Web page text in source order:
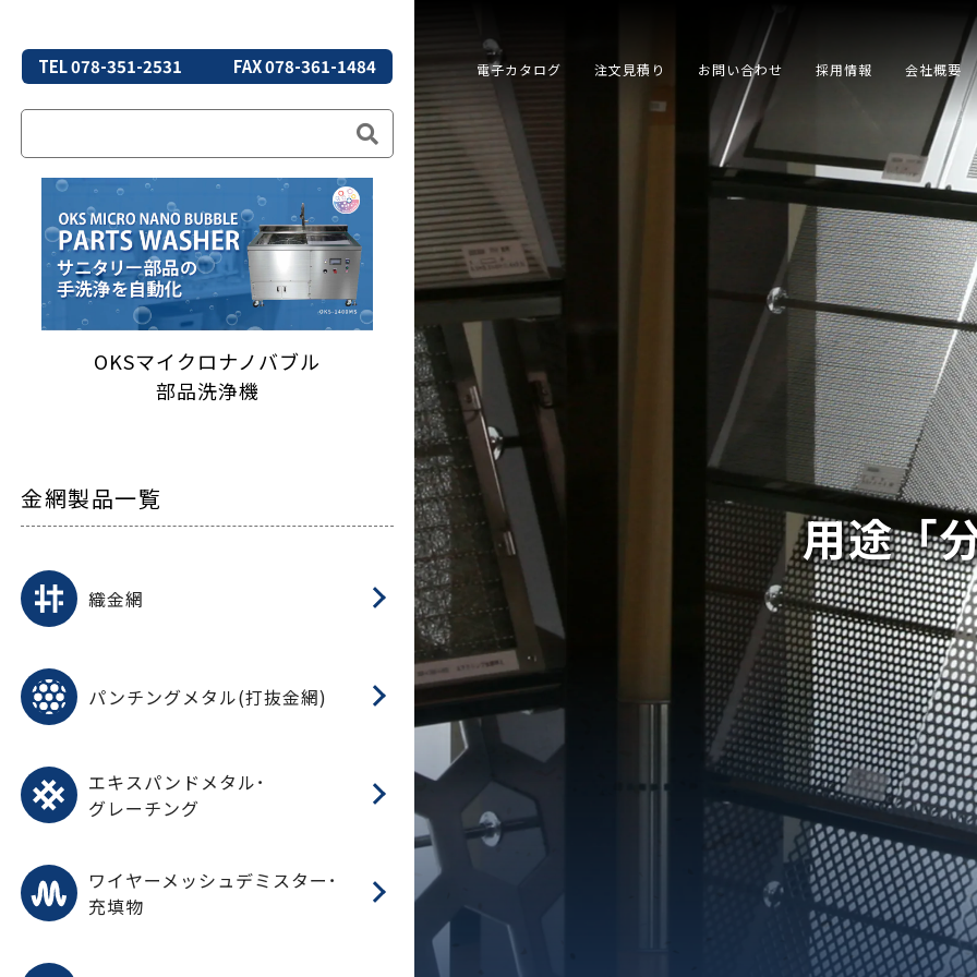
TEL 078-351-2531 FAX 078-361-1484
OKSマイクロナノバブル
部品洗浄機
金網製品一覧
織金網
平織金網
平織金網網目一覧表
綾織金網
綾織金網網目一覧表
特殊線材メッシュ網目一覧
マグネステン
マグネステン 金網網目一覧表
平畳織金網
綾畳織金網
クリンプ織金網
ロッククリンプ織金網
フラットトップ織金網
(滑面式金網)
トンキャップ織金網
(長目金網)
タイロッド織金網
振動篩用金網について
JIS試験用ふるい
ワイヤーネットコンベヤー
菱形金網
亀甲金網
装飾用織金網
ワイヤーゲージ（線番）
織金網加工品
パンチングメタル(打抜金網)
金型パターン
在庫リスト
造粒機及び粉砕機用
遠心分離機用
スーパーパンチング™
SUPER PUNCHING™
スーパーパンチング™
標準金型リスト
スーパーパンチング™
在庫リスト
ODSサニタリーストレーナー™
二相ステンレス鋼パンチング
メタル™
耐摩耗鋼板HARDOX®
エンボス・ディンプル加工
樹脂パンチング™
（プラスチックパンチング）
セレクト カラー・サイズ
樹脂パンチング™（PVC）
オーダーシート
CFRTP
（炭素繊維強化熱可塑性樹
脂）
パンチング™
大開孔率パンチング™
（X-OPEN AREA
PUNCHING）
C.G.P/コンピューター
グラフィックパンチング
開孔率自動計算(%)
重量自動計算(kg)
パンチングメタル加工品
エキスパンドメタル･
グレーチング
エキスパンドメタル
CFRTP EXメッシュ『CF
TON』
グレーチング
ワイヤーメッシュデミスター･
充填物
溶接金網
ファインメッシュ
ファインメッシュ加工品
用途「
電子カタログ 注文見積り お問い合わせ 採用情報 会社概要